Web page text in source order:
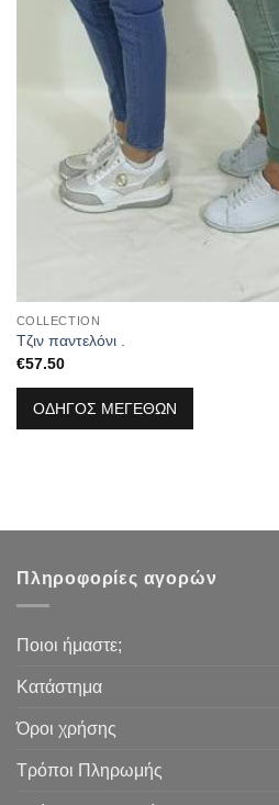
COLLECTION
Τζιν παντελόνι .
€57.50
ΟΔΗΓΟΣ ΜΕΓΕΘΩΝ
Πληροφορίες αγορών
Ποιοι ήμαστε;
Κατάστημα
Όροι χρήσης
Τρόποι Πληρωμής